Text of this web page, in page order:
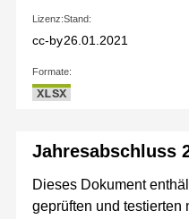
Lizenz:
cc-by
Stand:
26.01.2021
Formate:
XLSX
Jahresabschluss
Dieses Dokument
geprüften und testierten